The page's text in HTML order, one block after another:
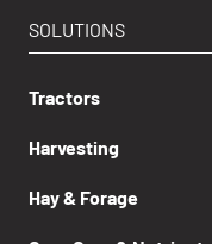
SOLUTIONS
Tractors
Harvesting
Hay & Forage